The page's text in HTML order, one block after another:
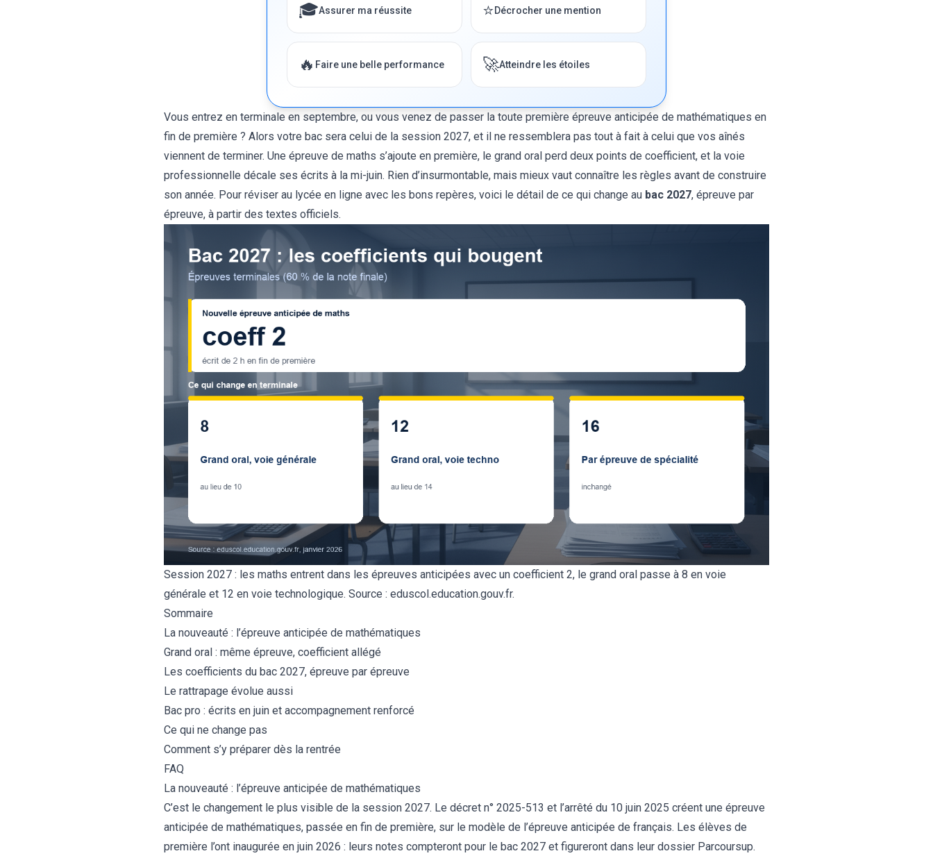
🎓Assurer ma réussite ⭐Décrocher une mention
🔥 Faire une belle performance 🚀Atteindre les étoiles
Vous entrez en terminale en septembre, ou vous venez de passer la toute première épreuve anticipée de mathématiques en
fin de première ? Alors votre bac sera celui de la session 2027, et il ne ressemblera pas tout à fait à celui que vos aînés
viennent de terminer. Une épreuve de maths s’ajoute en première, le grand oral perd deux points de coefficient, et la voie
professionnelle décale ses écrits à la mi-juin. Rien d’insurmontable, mais mieux vaut connaître les règles avant de construire
son année. Pour réviser au lycée en ligne avec les bons repères, voici le détail de ce qui change au bac 2027, épreuve par
épreuve, à partir des textes officiels.
Session 2027 : les maths entrent dans les épreuves anticipées avec un coefficient 2, le grand oral passe à 8 en voie
générale et 12 en voie technologique. Source : eduscol.education.gouv.fr.
Sommaire
La nouveauté : l’épreuve anticipée de mathématiques
Grand oral : même épreuve, coefficient allégé
Les coefficients du bac 2027, épreuve par épreuve
Le rattrapage évolue aussi
Bac pro : écrits en juin et accompagnement renforcé
Ce qui ne change pas
Comment s’y préparer dès la rentrée
FAQ
La nouveauté : l’épreuve anticipée de mathématiques
C’est le changement le plus visible de la session 2027. Le décret n° 2025-513 et l’arrêté du 10 juin 2025 créent une épreuve
anticipée de mathématiques, passée en fin de première, sur le modèle de l’épreuve anticipée de français. Les élèves de
première l’ont inaugurée en juin 2026 : leurs notes compteront pour le bac 2027 et figureront dans leur dossier Parcoursup.